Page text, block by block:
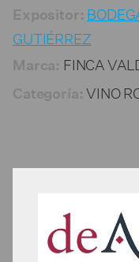
Expositor:
GUTIÉRREZ
Marca: FINCA
Categoría: VINO